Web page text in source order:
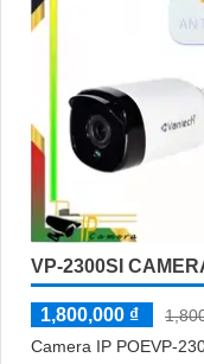
VP-2300SI
1,800,000 ₫
Camera IP POEVP-